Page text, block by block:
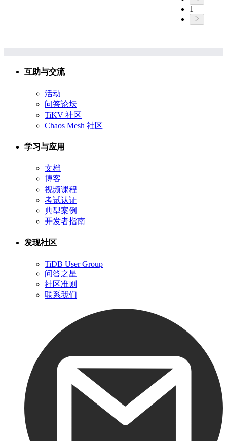
1
互助与交流
活动
问答论坛
TiKV 社区
Chaos Mesh 社区
学习与应用
文档
博客
视频课程
考试认证
典型案例
开发者指南
发现社区
TiDB User Group
问答之星
社区准则
联系我们